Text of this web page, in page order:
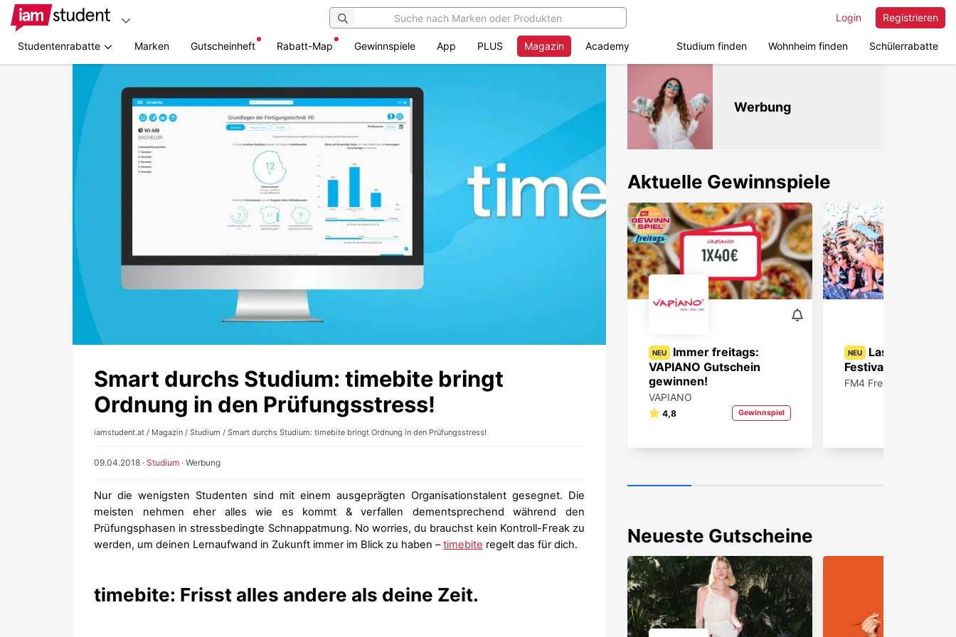
Registrieren
Login
Studentenrabatte Marken Gutscheinheft Rabatt-Map Gewinnspiele App PLUS Magazin Academy Studium finden Wohnheim finden Schülerrabatte
Smart durchs Studium: timebite bringt
Ordnung in den Prüfungsstress!
iamstudent.at / Magazin / Studium / Smart durchs Studium: timebite bringt Ordnung in den Prüfungsstress!
09.04.2018 · Studium · Werbung
Nur die wenigsten Studenten sind mit einem ausgeprägten Organisationstalent gesegnet. Die
meisten nehmen eher alles wie es kommt & verfallen dementsprechend während den
Prüfungsphasen in stressbedingte Schnappatmung. No worries, du brauchst kein Kontroll-Freak zu
werden, um deinen Lernaufwand in Zukunft immer im Blick zu haben –timebite regelt das für dich.
timebite: Frisst alles andere als deine Zeit.
Werbung
Aktuelle Gewinnspiele
NEU
Immer freitags:
VAPIANO Gutschein
gewinnen!
VAPIANO
4,8 Gewinnspiel
NEU
Last Chance:
Festivalpässe
FM4 Frequency Festival
Neueste Gutscheine